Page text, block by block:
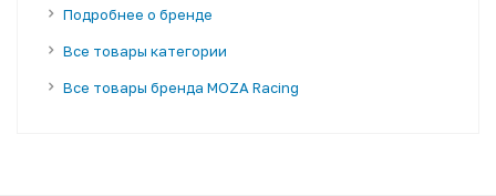
Подробнее о бренде
Все товары категории
Все товары бренда MOZA Racing